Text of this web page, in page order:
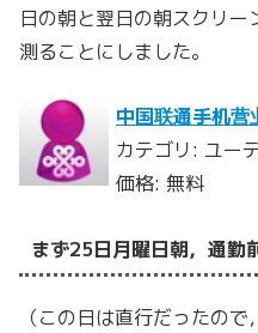
日の朝と翌日の朝スクリー
測ることにしました。
中国联通手机
カテゴリ: ユー
価格: 無料
まず25日月曜日朝，通勤
（この日は直行だったの